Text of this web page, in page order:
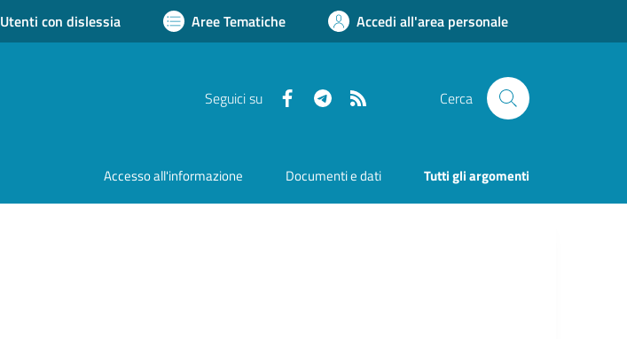
Utenti con dislessia Aree Tematiche Accedi all'area personale
Seguici su FacebookTelegram Cerca
Accesso all'informazione Documenti e dati Tutti gli argomenti